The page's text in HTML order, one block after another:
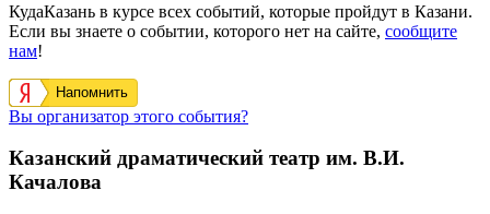
КудаКазань в курсе всех событий, которые пройдут в Казани.
Если вы знаете о событии, которого нет на сайте, сообщите
нам!
Напомнить
Вы организатор этого события?
Казанский драматический театр им. В.И.
Качалова